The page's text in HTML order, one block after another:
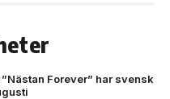
Forever” har svensk